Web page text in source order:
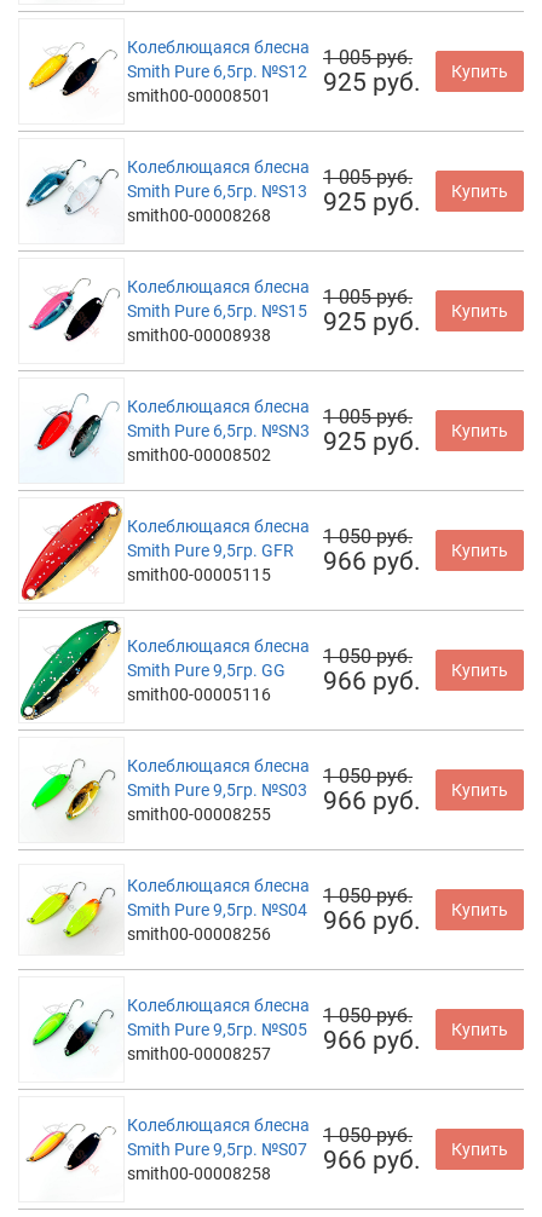
Колеблющаяся блесна
Smith Pure 6,5гр. №S12
smith00-00008501
1 005 руб.
925 руб. Купить
Колеблющаяся блесна
Smith Pure 6,5гр. №S13
smith00-00008268
1 005 руб.
925 руб. Купить
Колеблющаяся блесна
Smith Pure 6,5гр. №S15
smith00-00008938
1 005 руб.
925 руб. Купить
Колеблющаяся блесна
Smith Pure 6,5гр. №SN3
smith00-00008502
1 005 руб.
925 руб. Купить
Колеблющаяся блесна
Smith Pure 9,5гр. GFR
smith00-00005115
1 050 руб.
966 руб. Купить
Колеблющаяся блесна
Smith Pure 9,5гр. GG
smith00-00005116
1 050 руб.
966 руб. Купить
Колеблющаяся блесна
Smith Pure 9,5гр. №S03
smith00-00008255
1 050 руб.
966 руб. Купить
Колеблющаяся блесна
Smith Pure 9,5гр. №S04
smith00-00008256
1 050 руб.
966 руб. Купить
Колеблющаяся блесна
Smith Pure 9,5гр. №S05
smith00-00008257
1 050 руб.
966 руб. Купить
Колеблющаяся блесна
Smith Pure 9,5гр. №S07
smith00-00008258
1 050 руб.
966 руб. Купить